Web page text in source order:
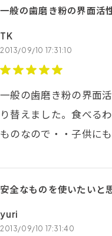
一般の歯磨き粉の界面活
TK
2013/09/10 17:31:10
一般の歯磨き粉の界面
り替えました。食べる
ものなので・・子供に
安全なものを使いたいと
yuri
2013/09/10 17:31:40